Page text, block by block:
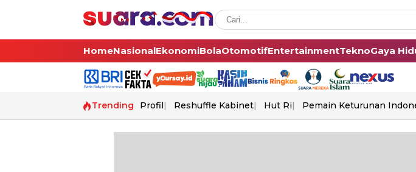
HomeNasionalEkonomiBolaOtomotifEntertainmentTeknoGaya
Trending Profil Reshuffle Kabinet Hut Ri Pemain Keturunan